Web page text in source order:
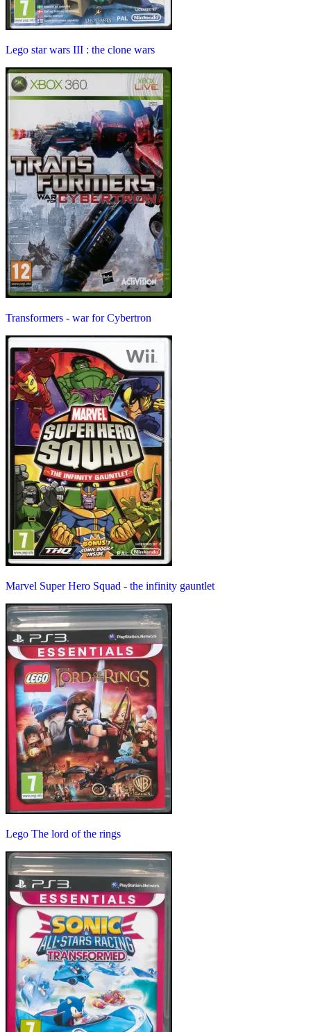
Lego star wars III : the clone wars
Transformers - war for Cybertron
Marvel Super Hero Squad - the infinity gauntlet
Lego The lord of the rings